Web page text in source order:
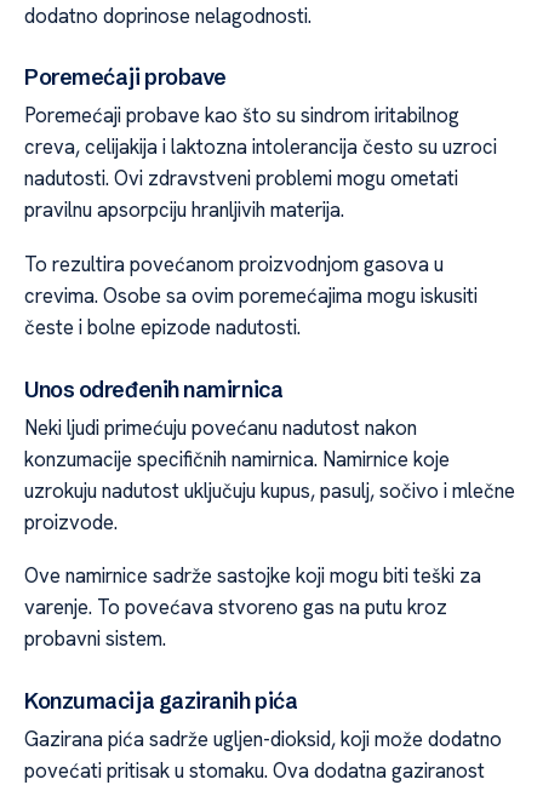
dodatno doprinose nelagodnosti.
Poremećaji probave
Poremećaji probave kao što su sindrom iritabilnog
creva, celijakija i laktozna intolerancija često su uzroci
nadutosti. Ovi zdravstveni problemi mogu ometati
pravilnu apsorpciju hranljivih materija.
To rezultira povećanom proizvodnjom gasova u
crevima. Osobe sa ovim poremećajima mogu iskusiti
česte i bolne epizode nadutosti.
Unos određenih namirnica
Neki ljudi primećuju povećanu nadutost nakon
konzumacije specifičnih namirnica. Namirnice koje
uzrokuju nadutost uključuju kupus, pasulj, sočivo i mlečne
proizvode.
Ove namirnice sadrže sastojke koji mogu biti teški za
varenje. To povećava stvoreno gas na putu kroz
probavni sistem.
Konzumacija gaziranih pića
Gazirana pića sadrže ugljen-dioksid, koji može dodatno
povećati pritisak u stomaku. Ova dodatna gaziranost